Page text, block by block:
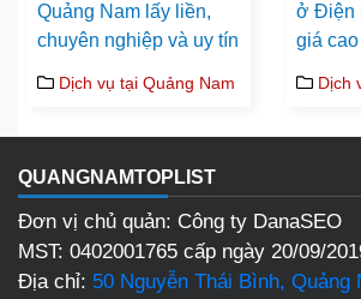
Quảng Nam lấy liền,
chuyên nghiệp và uy tín
Dịch vụ tại Quảng Nam
ở Điện
giá cao
Dịch
QUANGNAMTOPLIST
Đơn vị chủ quản: Công ty DanaSEO
MST: 0402001765 cấp ngày 20/09/
Địa chỉ: 50 Nguyễn Thái Bình, Quảng